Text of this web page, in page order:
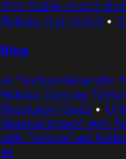
게임 개발용 텍스처 생성
Roblox 의상 생성기 •
Blog
AI Texture Generator
Roblox Clothing
Resolution Guide •
Material Import with
with TextureFast
AI